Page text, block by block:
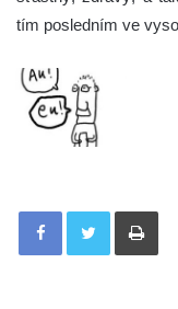
tím posledním ve